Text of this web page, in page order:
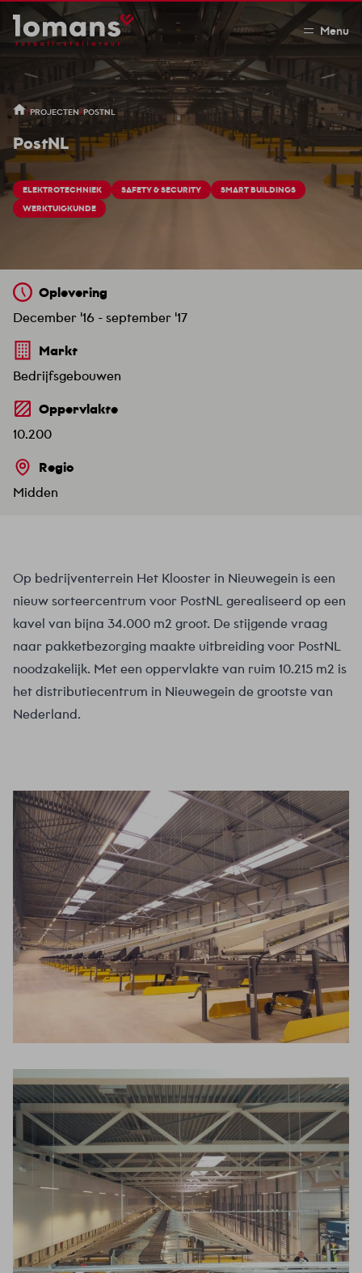
Menu
/PROJECTEN/POSTNL
PostNL
ELEKTROTECHNIEK SAFETY & SECURITY
SMART BUILDINGS
WERKTUIGKUNDE
Oplevering
December '16 - september '17
Markt
Bedrijfsgebouwen
Oppervlakte
10.200
Regio
Midden
Op bedrijventerrein Het Klooster in Nieuwegein is een
nieuw sorteercentrum voor PostNL gerealiseerd op een
kavel van bijna 34.000 m2 groot. De stijgende vraag
naar pakketbezorging maakte uitbreiding voor PostNL
noodzakelijk. Met een oppervlakte van ruim 10.215 m2 is
het distributiecentrum in Nieuwegein de grootste van
Nederland.